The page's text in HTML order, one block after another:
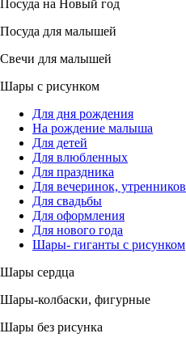
Посуда на Новый год
Посуда для малышей
Свечи для малышей
Шары с рисунком
Для дня рождения
На рождение малыша
Для детей
Для влюбленных
Для праздника
Для вечеринок, утренников
Для свадьбы
Для оформления
Для нового года
Шары- гиганты с рисунком
Шары сердца
Шары-колбаски, фигурные
Шары без рисунка